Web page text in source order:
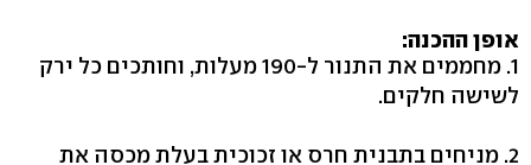
אופן ההכנה:
1. מחממים את התנור ל-190 מעלות, וחותכים כל ירק
לשישה חלקים.
2. מניחים בתבנית חרס או זכוכית בעלת מכסה את